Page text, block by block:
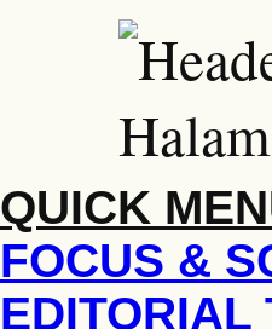
QUICK
FOCUS &
EDITORIAL